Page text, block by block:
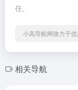
任。
小高导航网致力于
相关导航